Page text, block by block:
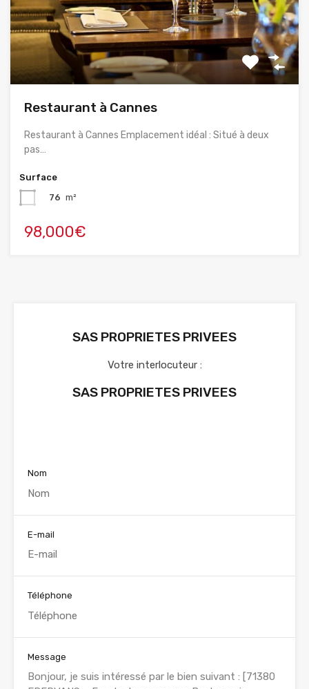
Restaurant à Cannes
Restaurant à Cannes Emplacement idéal : Situé à deux
pas…
Surface
76 m²
98,000€
SAS PROPRIETES PRIVEES
Votre interlocuteur :
SAS PROPRIETES PRIVEES
Nom
E-mail
Téléphone
Message